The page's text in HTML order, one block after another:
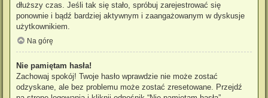
dłuższy czas. Jeśli tak się stało, spróbuj zarejestrować się
ponownie i bądź bardziej aktywnym i zaangażowanym w dyskusje
użytkownikiem.
Na górę
Nie pamiętam hasła!
Zachowaj spokój! Twoje hasło wprawdzie nie może zostać
odzyskane, ale bez problemu może zostać zresetowane. Przejdź